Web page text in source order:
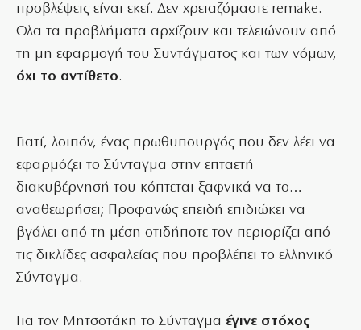
προβλέψεις είναι εκεί. Δεν χρειαζόμαστε remake.
Ολα τα προβλήματα αρχίζουν και τελειώνουν από
τη μη εφαρμογή του Συντάγματος και των νόμων,
όχι το αντίθετο.
Γιατί, λοιπόν, ένας πρωθυπουργός που δεν λέει να
εφαρμόζει το Σύνταγμα στην επταετή
διακυβέρνησή του κόπτεται ξαφνικά να το…
αναθεωρήσει; Προφανώς επειδή επιδιώκει να
βγάλει από τη μέση οτιδήποτε τον περιορίζει από
τις δικλίδες ασφαλείας που προβλέπει το ελληνικό
Σύνταγμα.
Για τον Μητσοτάκη το Σύνταγμα έγινε στόχος